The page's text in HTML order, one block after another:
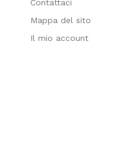
Contattaci
Mappa del sito
Il mio account